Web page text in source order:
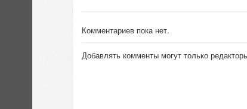
Комментариев пока нет.
Добавлять комменты могут только